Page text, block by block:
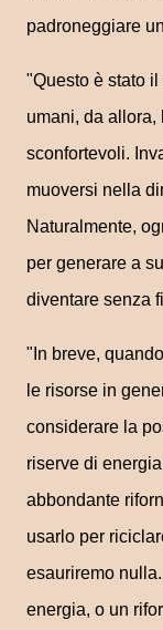
padroneggiare
"Questo è stato
umani, da allora,
sconfortevoli.
muoversi nella
Naturalmente,
per generare a
diventare senza
"In breve,
le risorse in
considerare la
riserve di
abbondante
usarlo per
esauriremo
energia, o un